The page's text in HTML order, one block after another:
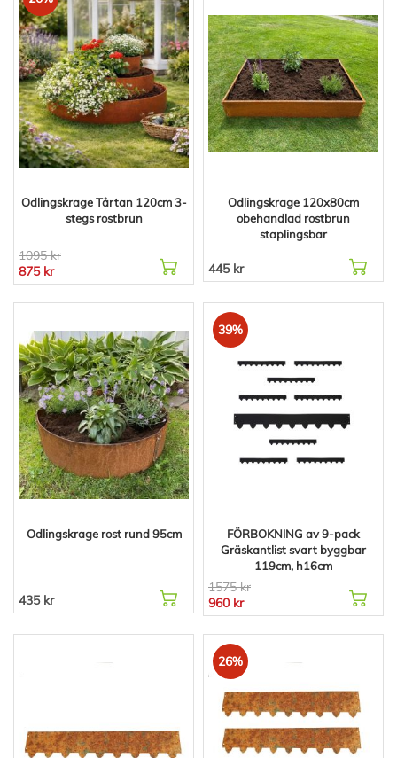
Odlingskrage Tårtan 120cm 3-
stegs rostbrun
1095 kr
875 kr
Odlingskrage 120x80cm
obehandlad rostbrun
staplingsbar
445 kr
Odlingskrage rost rund 95cm
435 kr
39%
FÖRBOKNING av 9-pack
Gräskantlist svart byggbar
119cm, h16cm
1575 kr
960 kr
26%